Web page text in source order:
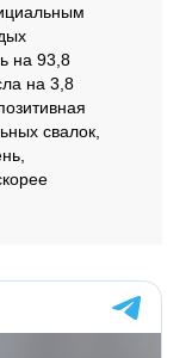
на 93,8
на 3,8
свалок,